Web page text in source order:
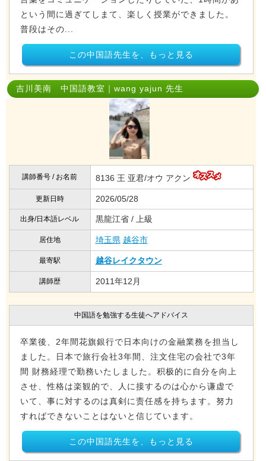
という間に過ぎてしまて、楽しく授業ができました。
普段はその...
この中国語先生を、もっと見る
吉川美南 中国語教室｜wang yajun 先生
講師番号 / お名前 8136 王 亚君/オウ アクン
更新日時 2026/05/28
出身/日本語レベル 黒龍江省 / 上級
居住地 埼玉県 越谷市
最寄駅 越谷レイクタウン
講師歴 2011年12月
中国語を勉強する生徒へアドバイス
卒業後、2年間花旗銀行で日本向けの金融業務を担当し
ました。日本で旅行会社3年間、注文住宅の会社で3年
間 財務経理で勤務いたしました。积极的に自分を向上
させ、性格は楽観的で、人に接するのは心から谦虚で
いて、事に対するのは真剣に责任感を持ちます。努力
すればできないことはないと信じています。
この中国語先生を、もっと見る